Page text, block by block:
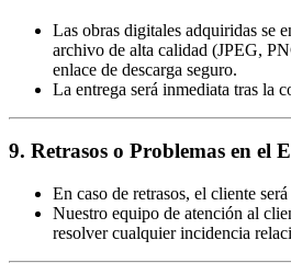
Las obras digitales adquiridas se
archivo de alta calidad (JPEG,
enlace de descarga seguro.
La entrega será inmediata tras la
9. Retrasos o Problemas en el
En caso de retrasos, el cliente
Nuestro equipo de atención al
resolver cualquier incidencia